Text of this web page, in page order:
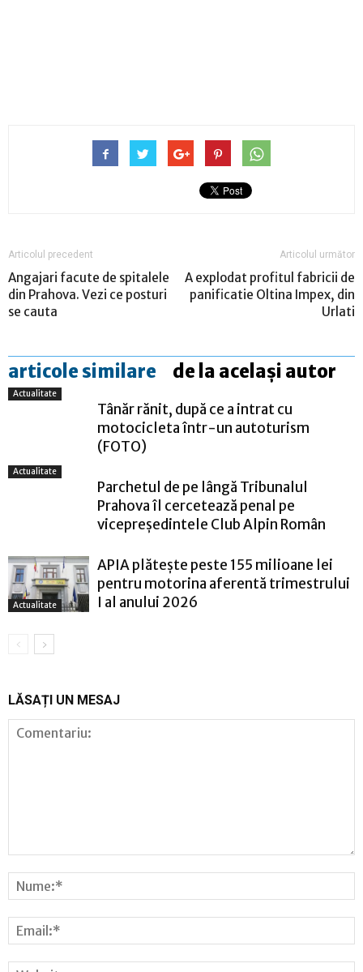
Articolul precedent
Angajari facute de spitalele
din Prahova. Vezi ce posturi
se cauta
Articolul următor
A explodat profitul fabricii de
panificatie Oltina Impex, din
Urlati
articole similare de la același autor
Actualitate
Tânăr rănit, după ce a intrat cu
motocicleta într-un autoturism
(FOTO)
Actualitate
Parchetul de pe lângă Tribunalul
Prahova îl cercetează penal pe
vicepreședintele Club Alpin Român
Actualitate
APIA plătește peste 155 milioane lei
pentru motorina aferentă trimestrului
I al anului 2026
LĂSAȚI UN MESAJ